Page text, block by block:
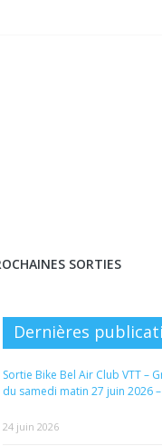
SORTIES
Dernières
Sortie Bike Bel Air Club VTT –
du samedi matin 27 juin 2026
24 juin 2026